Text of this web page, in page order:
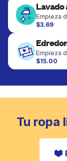
Lavado
Empieza
$3.69
terminan de
trajes,
cuidado
textura.
Empieza
$15.00
Los
más
Tu ropa